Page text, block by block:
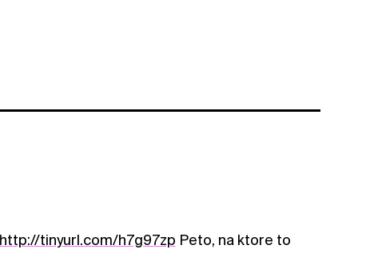
http://tinyurl.com/h7g97zp Peto, na ktore to